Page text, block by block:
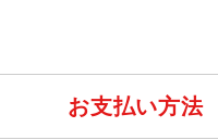
お支払い方法